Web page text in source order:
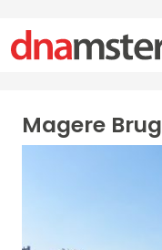
Magere Brug